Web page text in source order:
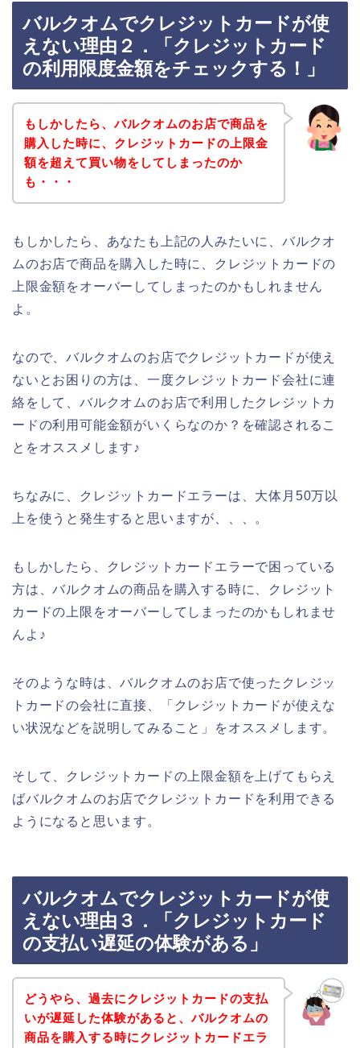
バルクオムでクレジットカードが使
えない理由２．「クレジットカード
の利用限度金額をチェックする！」
もしかしたら、バルクオムのお店で商品を
購入した時に、クレジットカードの上限金
額を超えて買い物をしてしまったのか
も・・・
もしかしたら、あなたも上記の人みたいに、バルクオ
ムのお店で商品を購入した時に、クレジットカードの
上限金額をオーバーしてしまったのかもしれません
よ。
なので、バルクオムのお店でクレジットカードが使え
ないとお困りの方は、一度クレジットカード会社に連
絡をして、バルクオムのお店で利用したクレジットカ
ードの利用可能金額がいくらなのか？を確認されるこ
とをオススメします♪
ちなみに、クレジットカードエラーは、大体月50万以
上を使うと発生すると思いますが、、、。
もしかしたら、クレジットカードエラーで困っている
方は、バルクオムの商品を購入する時に、クレジット
カードの上限をオーバーしてしまったのかもしれませ
んよ♪
そのような時は、バルクオムのお店で使ったクレジッ
トカードの会社に直接、「クレジットカードが使えな
い状況などを説明してみること」をオススメします。
そして、クレジットカードの上限金額を上げてもらえ
ばバルクオムのお店でクレジットカードを利用できる
ようになると思います。
バルクオムでクレジットカードが使
えない理由３．「クレジットカード
の支払い遅延の体験がある」
どうやら、過去にクレジットカードの支払
いが遅延した体験があると、バルクオムの
商品を購入する時にクレジットカードエラ